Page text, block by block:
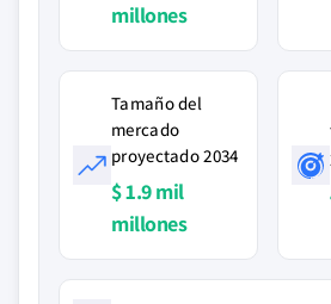
millones
Tamaño del
mercado
proyectado 2034
$ 1.9 mil
millones